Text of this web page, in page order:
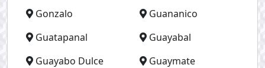
Gonzalo
Guananico
Guatapanal
Guayabal
Guayabo Dulce
Guaymate